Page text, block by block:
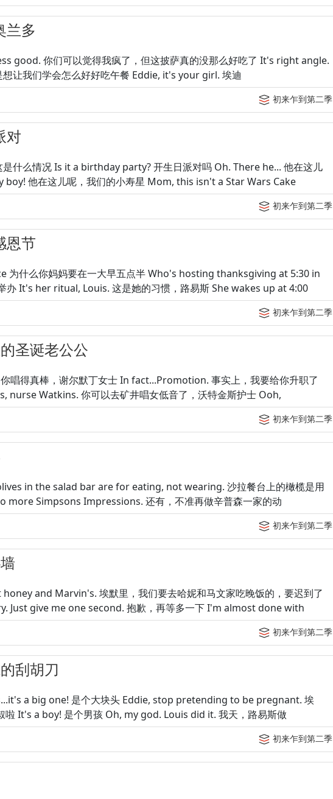
兰多
good. 你们可以觉得我疯了，但这披萨真的没那么好吃了 It's right angle.
让我们学会怎么好好吃午餐 Eddie, it's your girl. 埃迪
初来乍到第二季
对
什么情况 Is it a birthday party? 开生日派对吗 Oh. There he... 他在这儿
他在这儿呢，我们的小寿星 Mom, this isn't a Star Wars Cake
初来乍到第二季
恩节
什么你妈妈要在一大早五点半 Who's hosting thanksgiving at 5:30 in
办 It's her ritual, Louis. 这是她的习惯，路易斯 She wakes up at 4:00
初来乍到第二季
圣诞老公公
唱得真棒，谢尔默丁女士 In fact...Promotion. 事实上，我要给你升职了
Watkins. 你可以去矿井唱女低音了，沃特金斯护士 Ooh,
初来乍到第二季
in the salad bar are for eating, not wearing. 沙拉餐台上的橄榄是用
more Simpsons Impressions. 还有，不准再做辛普森一家的动
初来乍到第二季
and Marvin's. 埃默里，我们要去哈妮和马文家吃晚饭的，要迟到了
Just give me one second. 抱歉，再等多一下 I'm almost done with
初来乍到第二季
刮胡刀
a big one! 是个大块头 Eddie, stop pretending to be pregnant. 埃
It's a boy! 是个男孩 Oh, my god. Louis did it. 我天，路易斯做
初来乍到第二季